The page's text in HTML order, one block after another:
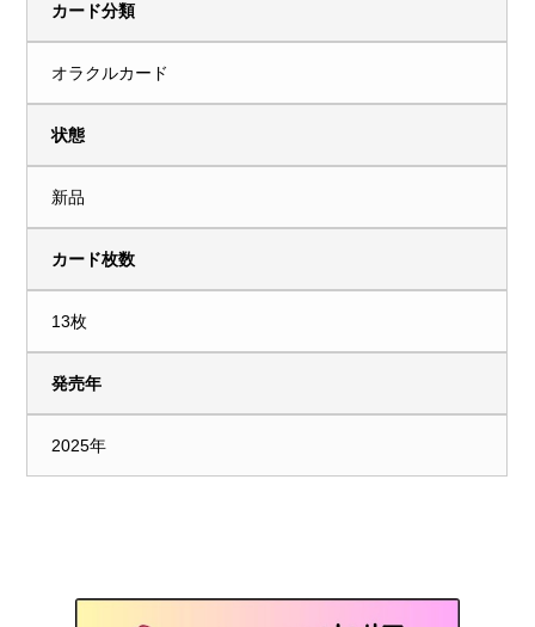
カード分類
オラクルカード
状態
新品
カード枚数
13枚
発売年
2025年